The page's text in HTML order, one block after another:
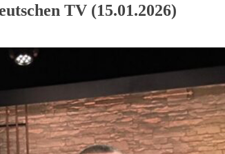
TV (15.01.2026)